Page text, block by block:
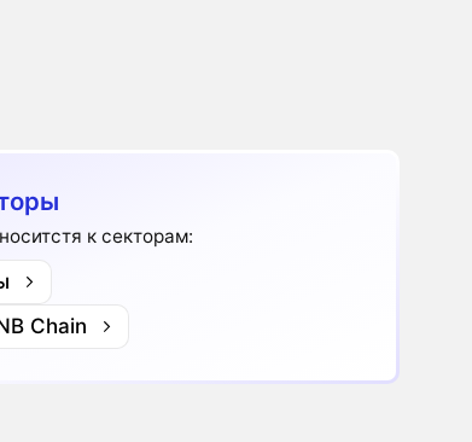
к секторам:
Chain